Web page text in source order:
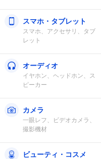
スマホ・タブレット
スマホ、アクセサリ、タブ
レット
オーディオ
イヤホン、ヘッドホン、ス
ピーカー
カメラ
一眼レフ、ビデオカメラ、
撮影機材
ビューティ・コスメ